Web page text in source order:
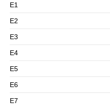
E1
E2
E3
E4
E5
E6
E7